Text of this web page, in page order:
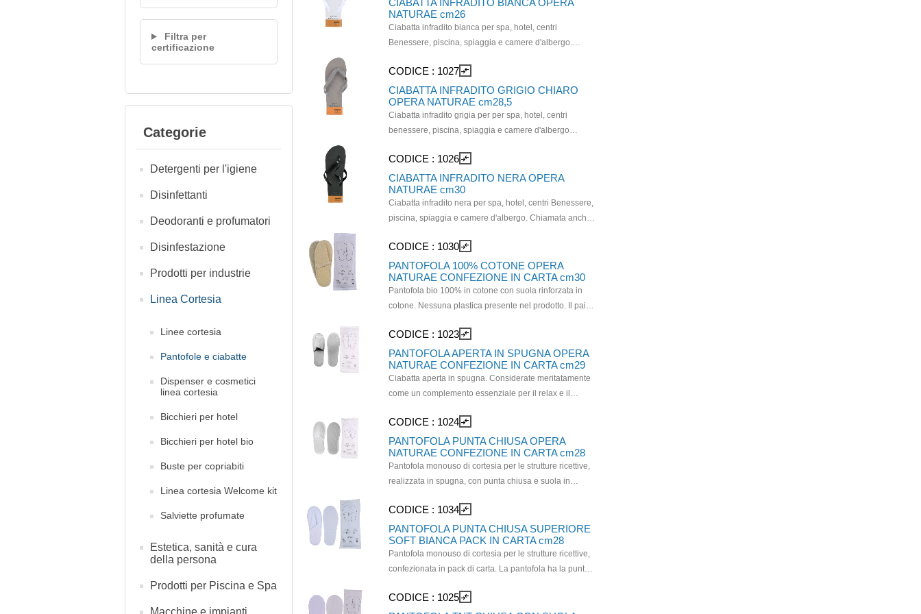
Filtra per
certificazione
Categorie
Detergenti per l'igiene
Disinfettanti
Deodoranti e profumatori
Disinfestazione
Prodotti per industrie
Linea Cortesia
Linee cortesia
Pantofole e ciabatte
Dispenser e cosmetici
linea cortesia
Bicchieri per hotel
Bicchieri per hotel bio
Buste per copriabiti
Linea cortesia Welcome kit
Salviette profumate
Estetica, sanità e cura
della persona
Prodotti per Piscina e Spa
Macchine e impianti
CIABATTA INFRADITO BIANCA OPERA
NATURAE cm26
Ciabatta infradito bianca per spa, hotel, centri
Benessere, piscina, spiaggia e camere d'albergo.
essenziale per tutto il settore del wellness ma la sua
praticità, la rende comoda anche all'interno delle
strutture ricettive, soprattutto in zone balneari. Misura
26cm. Realizzate in PVC con suola in EVA.
CODICE : 1027 compare_arrows
CIABATTA INFRADITO GRIGIO CHIARO
OPERA NATURAE cm28,5
Ciabatta infradito grigia per per spa, hotel, centri
benessere, piscina, spiaggia e camere d'albergo
essenziale per tutto il settore del wellness ma la sua
praticità, la rende comoda anche all'interno delle
strutture ricettive, soprattutto in zone balneari. Misura
28,5 cm. Realizzate in PVC con suola in EVA e con
fascetta in carta naturale.
CODICE : 1026 compare_arrows
CIABATTA INFRADITO NERA OPERA
NATURAE cm30
Ciabatta infradito nera per spa, hotel, centri Benessere,
piscina, spiaggia e camere d'albergo. Chiamata anche
settore del wellness ma la sua praticità la rende
comoda anche all'interno delle strutture ricettive,
soprattutto in zone balneari. Misura 30 cm. Realizzate
in PVC con suola in EVA.
CODICE : 1030 compare_arrows
PANTOFOLA 100% COTONE OPERA
NATURAE CONFEZIONE IN CARTA cm30
Pantofola bio 100% in cotone con suola rinforzata in
cotone. Nessuna plastica presente nel prodotto. Il paio
avana. Interamente realizzata con materiali naturali a
favore di una maggiore sostenibilità. Taglia unica.
Dimensioni: 29x11 cm su ponte
CODICE : 1023 compare_arrows
PANTOFOLA APERTA IN SPUGNA OPERA
NATURAE CONFEZIONE IN CARTA cm29
Ciabatta aperta in spugna. Considerate meritatamente
come un complemento essenziale per il relax e il
speciale perché parlano in prima persona dell'
esperienza offerta nella struttura. In confezione in carta
riciclabile per una maggiore ecosostenibilità. Taglia
Unica: 29 cm. Pantofola confezionata in pack in carta
certificato FSC.
CODICE : 1024 compare_arrows
PANTOFOLA PUNTA CHIUSA OPERA
NATURAE CONFEZIONE IN CARTA cm28
Pantofola monouso di cortesia per le strutture ricettive,
realizzata in spugna, con punta chiusa e suola in
accessorio fondamentale per dare il benvenuto agli
ospiti, garantendo igiene e praticità. Sono adatte all’uso
nei diversi ambienti della struttura: non solo la stanza
privata ma anche le zone wellness e spa. Con
confezione in carta riciclabile. Taglia unica, cm 28.
CODICE : 1034 compare_arrows
PANTOFOLA PUNTA CHIUSA SUPERIORE
SOFT BIANCA PACK IN CARTA cm28
Pantofola monouso di cortesia per le strutture ricettive,
confezionata in pack di carta. La pantofola ha la punta
bordatura. Un accessorio fondamentale per dare il
CODICE : 1025 compare_arrows